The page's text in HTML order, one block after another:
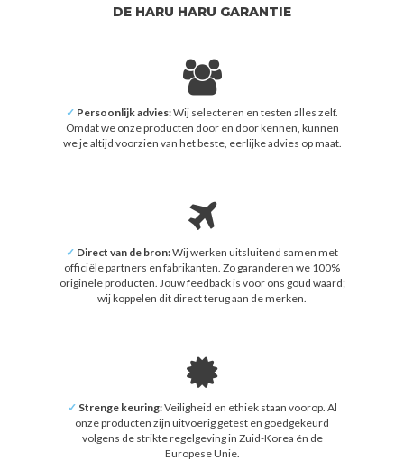
DE HARU HARU GARANTIE
✓ Persoonlijk advies:Wij selecteren en testen alles zelf.
Omdat we onze producten door en door kennen, kunnen
we je altijd voorzien van het beste, eerlijke advies op maat.
✓ Direct van de bron:Wij werken uitsluitend samen met
officiële partners en fabrikanten. Zo garanderen we 100%
originele producten. Jouw feedback is voor ons goud waard;
wij koppelen dit direct terug aan de merken.
✓ Strenge keuring:Veiligheid en ethiek staan voorop. Al
onze producten zijn uitvoerig getest en goedgekeurd
volgens de strikte regelgeving in Zuid-Korea én de
Europese Unie.